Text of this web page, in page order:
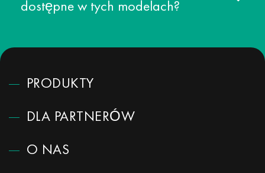
dostępne w tych modelach?
PRODUKTY
DLA PARTNERÓW
O NAS